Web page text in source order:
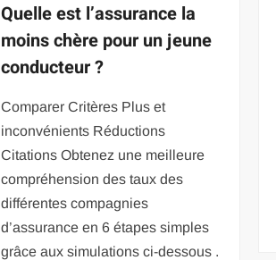
Quelle est l’assurance la
moins chère pour un jeune
conducteur ?
Comparer Critères Plus et
inconvénients Réductions
Citations Obtenez une meilleure
compréhension des taux des
différentes compagnies
d’assurance en 6 étapes simples
grâce aux simulations ci-dessous .